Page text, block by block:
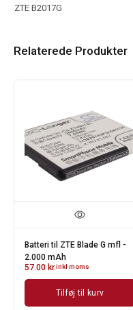
ZTE B2017G
Relaterede Produkter
Batteri til ZTE Blade G mfl -
2.000 mAh
57.00 kr.inkl moms
Tilføj til kurv